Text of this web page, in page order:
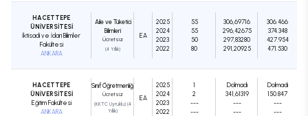
HACETTEPE
ÜNİVERSİTESİ
İktisadi ve İdari Bilimler
Fakültesi
ANKARA
Aile ve Tüketici
Bilimleri
Ücretsiz
(4 Yıllık)
EA
2025
2024
2023
2022
55
55
50
80
306,69716
296,42675
297,83280
291,20925
306.466
374.348
427.954
471.530
HACETTEPE
ÜNİVERSİTESİ
Eğitim Fakültesi
ANKARA
Sınıf Öğretmenliği
Ücretsiz
(KKTC Uyruklu) (4
Yıllık)
EA
2025
2024
2023
2022
1
2
---
---
Dolmadı
341,61319
---
---
Dolmadı
150.847
---
---